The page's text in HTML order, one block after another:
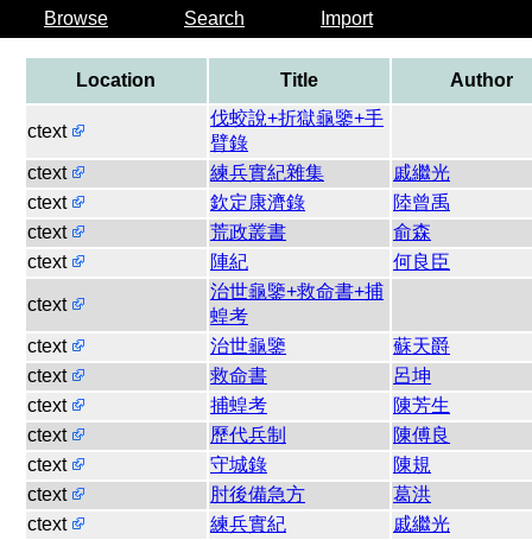
Browse Search Import
Location Title Author
ctext
伐蛟說+折獄龜鑒+手
臂錄
ctext
練兵實紀雜集
戚繼光
ctext
欽定康濟錄
陸曾禹
ctext
荒政叢書
俞森
ctext
陣紀 何良臣
ctext
治世龜鑒+救命書+捕
蝗考
ctext
治世龜鑒
蘇天爵
ctext
救命書
呂坤
ctext
捕蝗考
陳芳生
ctext
歷代兵制
陳傅良
ctext
守城錄
陳規
ctext
肘後備急方
葛洪
ctext
練兵實紀
戚繼光